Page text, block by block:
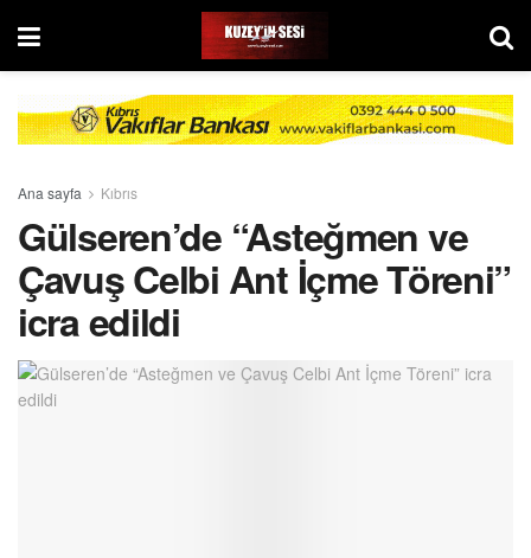
Ana sayfa Kıbrıs
Gülseren’de “Asteğmen ve
Çavuş Celbi Ant İçme Töreni”
icra edildi